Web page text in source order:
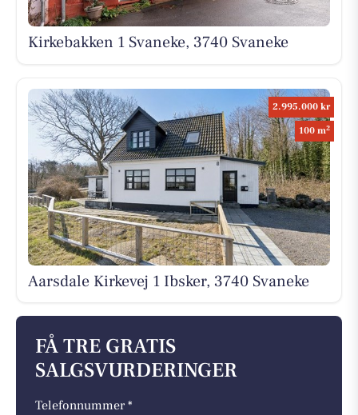
Kirkebakken 1 Svaneke, 3740 Svaneke
2.995.000 kr
100 m2
Aarsdale Kirkevej 1 Ibsker, 3740 Svaneke
FÅ TRE GRATIS
SALGSVURDERINGER
Telefonnummer *